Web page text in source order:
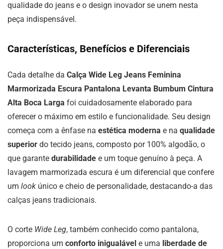
qualidade do jeans e o design inovador se unem nesta
peça indispensável.
Características, Benefícios e Diferenciais
Cada detalhe da Calça Wide Leg Jeans Feminina
Marmorizada Escura Pantalona Levanta Bumbum Cintura
Alta Boca Larga foi cuidadosamente elaborado para
oferecer o máximo em estilo e funcionalidade. Seu design
começa com a ênfase na estética moderna e na qualidade
superior do tecido jeans, composto por 100% algodão, o
que garante durabilidade e um toque genuíno à peça. A
lavagem marmorizada escura é um diferencial que confere
um look único e cheio de personalidade, destacando-a das
calças jeans tradicionais.
O corte Wide Leg, também conhecido como pantalona,
proporciona um conforto inigualável e uma liberdade de